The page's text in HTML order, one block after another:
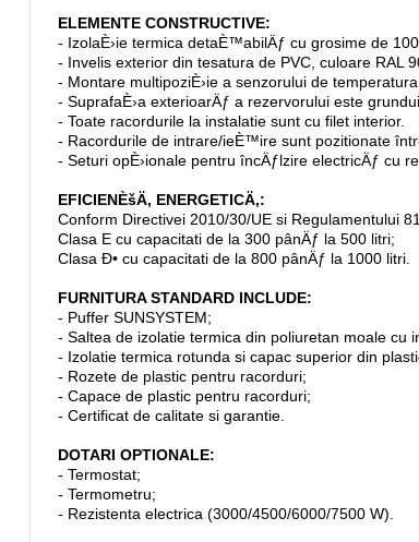
ELEMENTE CONSTRUCTIVE:
- IzolaÈ›ie termica detaÈ™abilÄƒ cu grosime de
- Invelis exterior din tesatura de PVC, culoare RAL
- Montare multipoziÈ›ie a senzorului de temperatura.
- SuprafaÈ›a exterioarÄƒ a rezervorului este
- Toate racordurile la instalatie sunt cu filet interior.
- Racordurile de intrare/ieÈ™ire sunt pozitionate
- Seturi opÈ›ionale pentru încÄƒlzire electricÄƒ cu
EFICIENÈšÄ‚ ENERGETICÄ‚:
Conform Directivei 2010/30/UE si Regulamentului
Clasa E cu capacitati de la 300 pânÄƒ la 500 litri;
Clasa Ð• cu capacitati de la 800 pânÄƒ la 1000 litri.
FURNITURA STANDARD INCLUDE:
- Puffer SUNSYSTEM;
- Saltea de izolatie termica din poliuretan moale cu
- Izolatie termica rotunda si capac superior din
- Rozete de plastic pentru racorduri;
- Capace de plastic pentru racorduri;
- Certificat de calitate si garantie.
DOTARI OPTIONALE:
- Termostat;
- Termometru;
- Rezistenta electrica (3000/4500/6000/7500 W).